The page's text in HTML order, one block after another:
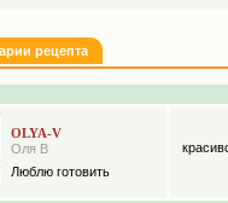
рецепта
OLYA-V
Оля В
Люблю готовить